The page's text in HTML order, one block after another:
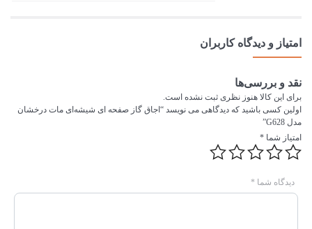
امتیاز و دیدگاه کاربران
نقد و بررسی‌ها
برای این کالا هنوز نظری ثبت نشده است.
اولین کسی باشید که دیدگاهی می نویسد “اجاق گاز صفحه ای شیشه‌ای مات درخشان
مدل G628”
امتیاز شما *
دیدگاه شما *